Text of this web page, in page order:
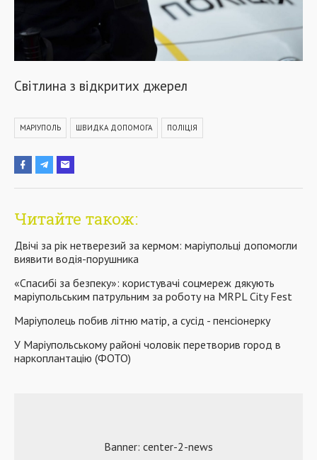
Світлина з відкритих джерел
МАРІУПОЛЬ ШВИДКА ДОПОМОГА ПОЛІЦІЯ
Читайте також:
Двічі за рік нетверезий за кермом: маріупольці допомогли
виявити водія-порушника
«Спасибі за безпеку»: користувачі соцмереж дякують
маріупольським патрульним за роботу на MRPL City Fest
Маріуполець побив літню матір, а сусід - пенсіонерку
У Маріупольському районі чоловік перетворив город в
наркоплантацію (ФОТО)